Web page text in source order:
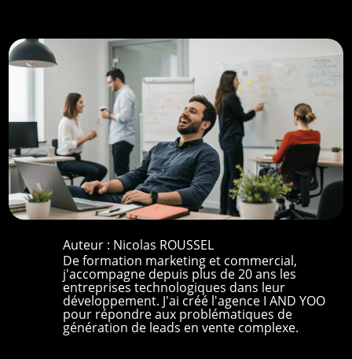
Auteur : Nicolas ROUSSEL
De formation marketing et commercial,
j'accompagne depuis plus de 20 ans les
entreprises technologiques dans leur
développement. J'ai créé l'agence I AND YOO
pour répondre aux problématiques de
génération de leads en vente complexe.